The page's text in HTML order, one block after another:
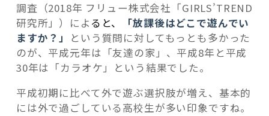
調査（2018年 フリュー株式会社「GIRLS’TREND
研究所」）によ ると、
「放課後はどこで遊んでい
ますか？」
という質問に対してもっとも多かった
のが、平成元年は「友達の家」、平成8年と平成
30年は「カラオケ」という結果でした。
平成初期に比べて外で遊ぶ選択肢が増え、基本的
には外で過ごしている高校生が多い印象ですね。